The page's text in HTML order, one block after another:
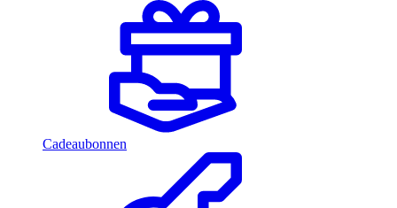
Cadeaubonnen